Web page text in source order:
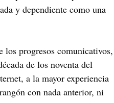
y dependiente como una
los progresos comunicativos,
de los noventa del
a la mayor experiencia
con nada anterior, ni